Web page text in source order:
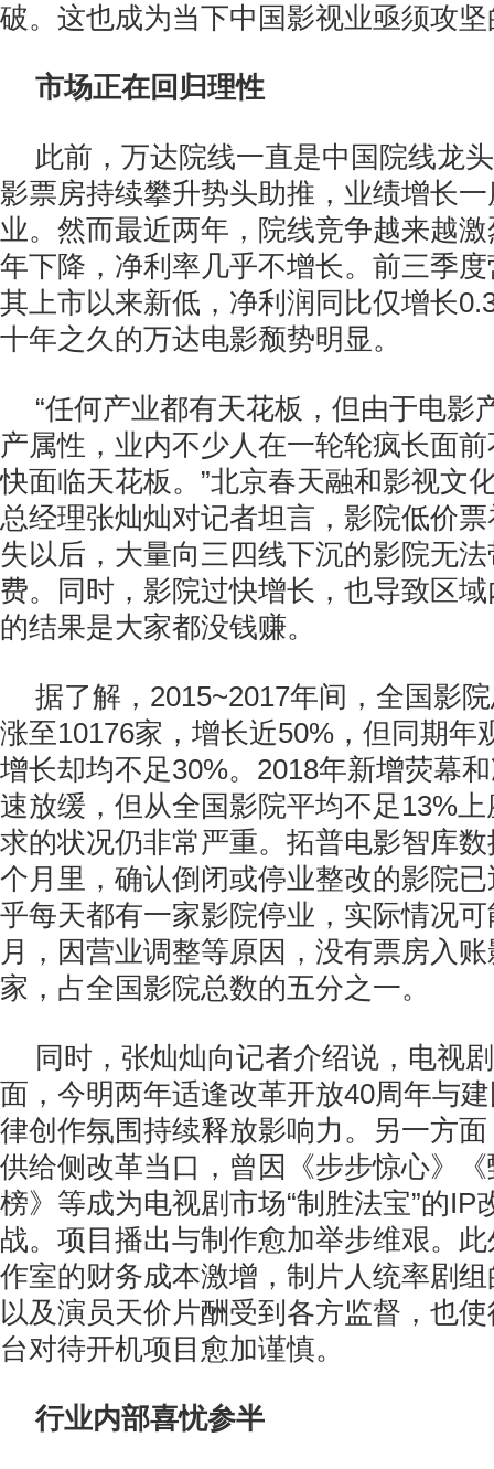
破。这也成为当下中国影视业亟须攻
市场正在回归理性
此前，万达院线一直是中国院线龙
影票房持续攀升势头助推，业绩增长
业。然而最近两年，院线竞争越来越
年下降，净利率几乎不增长。前三季
其上市以来新低，净利润同比仅增长
十年之久的万达电影颓势明显。
“任何产业都有天花板，但由于电影
产属性，业内不少人在一轮轮疯长面
快面临天花板。”北京春天融和影视文
总经理张灿灿对记者坦言，影院低价票
失以后，大量向三四线下沉的影院无
费。同时，影院过快增长，也导致区
的结果是大家都没钱赚。
据了解，2015~2017年间，全国影
涨至10176家，增长近50%，但同期年
增长却均不足30%。2018年新增荧幕
速放缓，但从全国影院平均不足13%
求的状况仍非常严重。拓普电影智库
个月里，确认倒闭或停业整改的影院
乎每天都有一家影院停业，实际情况
月，因营业调整等原因，没有票房入
家，占全国影院总数的五分之一。
同时，张灿灿向记者介绍说，电视
面，今明两年适逢改革开放40周年与
律创作氛围持续释放影响力。另一方
供给侧改革当口，曾因《步步惊心》
榜》等成为电视剧市场“制胜法宝”的IP
战。项目播出与制作愈加举步维艰。
作室的财务成本激增，制片人统率剧
以及演员天价片酬受到各方监督，也
台对待开机项目愈加谨慎。
行业内部喜忧参半